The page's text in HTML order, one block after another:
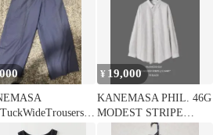
1
¥ 19,000
KANEMASA PHIL. 46G
MODEST STRIPE